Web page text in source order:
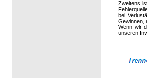
Zweitens
bei
Gewinnen,
Wenn wir
unseren